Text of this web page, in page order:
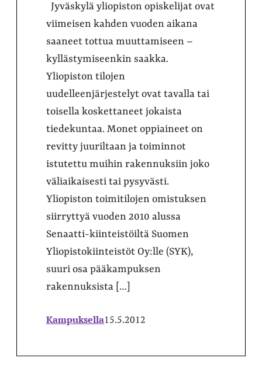
Jyväskylä yliopiston opiskelijat ovat
viimeisen kahden vuoden aikana
saaneet tottua muuttamiseen –
kyllästymiseenkin saakka.
Yliopiston tilojen
uudelleenjärjestelyt ovat tavalla tai
toisella koskettaneet jokaista
tiedekuntaa. Monet oppiaineet on
revitty juuriltaan ja toiminnot
istutettu muihin rakennuksiin joko
väliaikaisesti tai pysyvästi.
Yliopiston toimitilojen omistuksen
siirryttyä vuoden 2010 alussa
Senaatti-kiinteistöiltä Suomen
Yliopistokiinteistöt Oy:lle (SYK),
suuri osa pääkampuksen
rakennuksista […]
Kampuksella15.5.2012